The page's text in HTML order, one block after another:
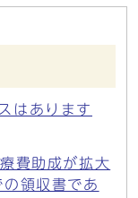
はあります
費助成が拡大
領収書であ